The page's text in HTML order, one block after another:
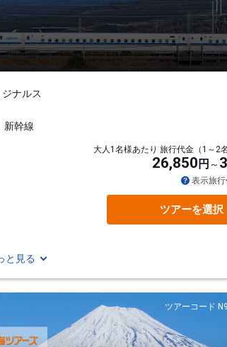
ナルス
新幹線
大人1名様あたり 旅行代金（1～2
26,850 円
表示旅
ツアーを選択
と見る
ツアーコード